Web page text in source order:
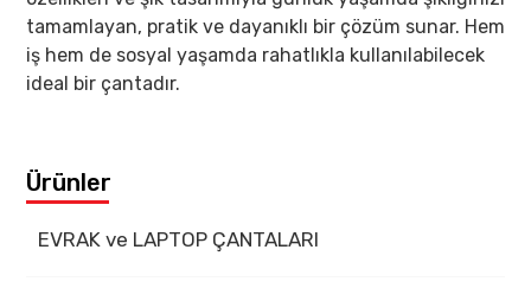
Ürünler
EVRAK ve LAPTOP ÇANTALARI
tamamlayan, pratik ve dayanıklı bir çözüm sunar. Hem
iş hem de sosyal yaşamda rahatlıkla kullanılabilecek
ideal bir çantadır.